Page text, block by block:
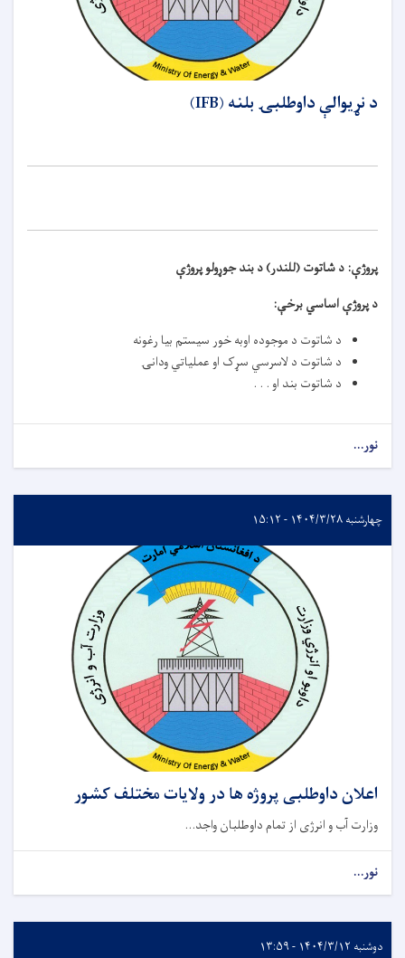
د نړيوالې داوطلبۍ بلنه (IFB)
پروژې: د شاتوت (للندر) د بند جوړولو پروژې
د پروژې اساسي برخې:
د شاتوت د موجوده اوبه خور سيستم بیا رغونه
د شاتوت د لاسرسي سړک او عملیاتي ودانۍ
د شاتوت بند او . . .
نور...
چهارشنبه ۱۴۰۴/۳/۲۸ - ۱۵:۱۲
اعلان داوطلبی پروژه ها در ولایات مختلف کشور
وزارت آب و انرژی از تمام داوطلبان واجد...
نور...
دوشنبه ۱۴۰۴/۳/۱۲ - ۱۳:۵۹